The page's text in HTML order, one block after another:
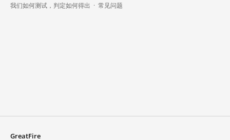
我们如何测试，判定如何得出 · 常见问题
GreatFire